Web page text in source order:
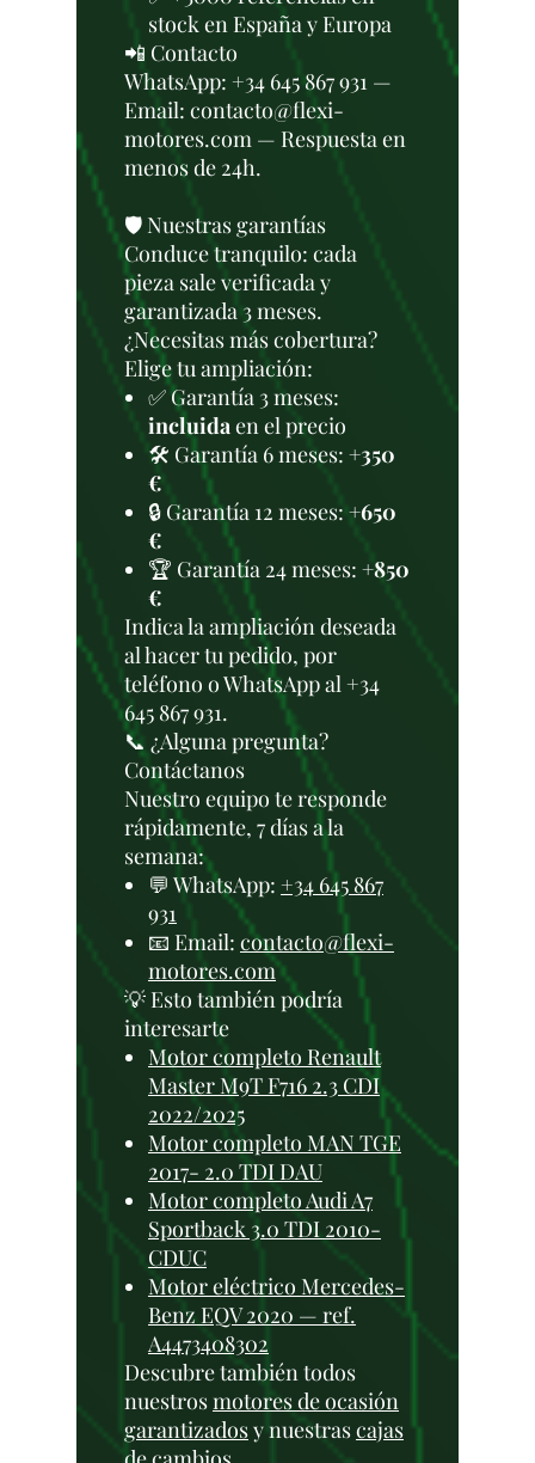
stock en España y Europa
📲 Contacto
WhatsApp: +34 645 867 931 —
Email: contacto@flexi-
motores.com — Respuesta en
menos de 24h.
🛡️ Nuestras garantías
Conduce tranquilo: cada
pieza sale verificada y
garantizada 3 meses.
¿Necesitas más cobertura?
Elige tu ampliación:
✅ Garantía 3 meses:
incluidaen el precio
🛠️ Garantía 6 meses: +350
€
🔒 Garantía 12 meses: +650
€
🏆 Garantía 24 meses: +850
€
Indica la ampliación deseada
al hacer tu pedido, por
teléfono o WhatsApp al +34
645 867 931.
📞 ¿Alguna pregunta?
Contáctanos
Nuestro equipo te responde
rápidamente, 7 días a la
semana:
💬 WhatsApp: +34 645 867
931
📧 Email: contacto@flexi-
motores.com
💡 Esto también podría
interesarte
Motor completo Renault
Master M9T F716 2.3 CDI
2022/2025
Motor completo MAN TGE
2017- 2.0 TDI DAU
Motor completo Audi A7
Sportback 3.0 TDI 2010-
CDUC
Motor eléctrico Mercedes-
Benz EQV 2020 — ref.
A4473408302
Descubre también todos
nuestrosmotores de ocasión
garantizadosy nuestrascajas